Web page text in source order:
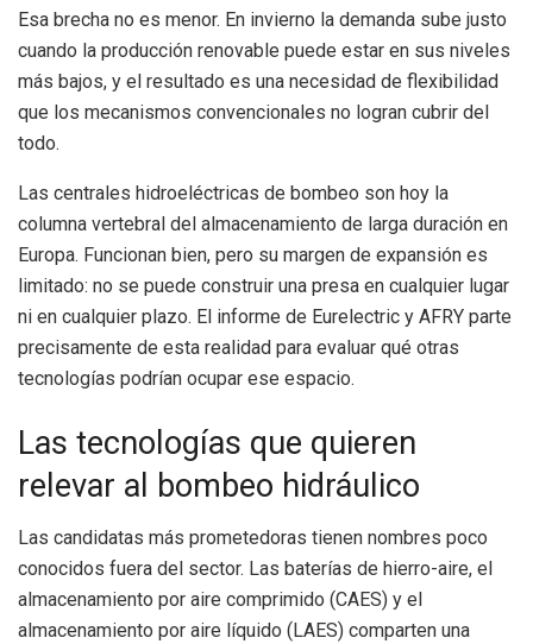
Esa brecha no es menor. En invierno la demanda sube justo
cuando la producción renovable puede estar en sus niveles
más bajos, y el resultado es una necesidad de flexibilidad
que los mecanismos convencionales no logran cubrir del
todo.
Las centrales hidroeléctricas de bombeo son hoy la
columna vertebral del almacenamiento de larga duración en
Europa. Funcionan bien, pero su margen de expansión es
limitado: no se puede construir una presa en cualquier lugar
ni en cualquier plazo. El informe de Eurelectric y AFRY parte
precisamente de esta realidad para evaluar qué otras
tecnologías podrían ocupar ese espacio.
Las tecnologías que quieren
relevar al bombeo hidráulico
Las candidatas más prometedoras tienen nombres poco
conocidos fuera del sector. Las baterías de hierro-aire, el
almacenamiento por aire comprimido (CAES) y el
almacenamiento por aire líquido (LAES) comparten una